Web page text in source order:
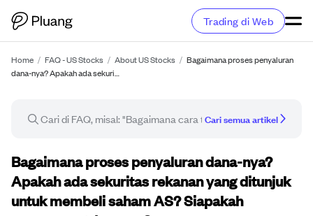
Trading di Web
Home / FAQ - US Stocks / About US Stocks / Bagaimana proses penyaluran
dana-nya? Apakah ada sekuri…
Cari semua artikel
Artikel FAQ
Bagaimana proses penyaluran dana-nya?
Apakah ada sekuritas rekanan yang ditunjuk
untuk membeli saham AS? Siapakah